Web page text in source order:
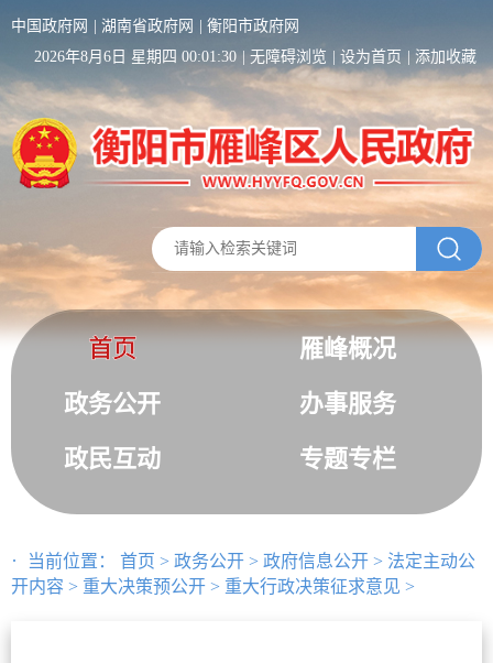
中国政府网 湖南省政府网
衡阳市政府网
2026年8月6日 星期四 00:01:31
无障碍浏览 设为首页 添加收藏
首页
雁峰概况
政务公开
办事服务
政民互动
专题专栏
当前位置： 首页 > 政务公开 > 政府信息公开 > 法定主动公
开内容 > 重大决策预公开 > 重大行政决策征求意见 >